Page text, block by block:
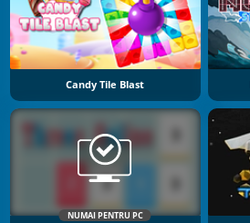
Candy Tile Blast
NUMAI PENTRU PC